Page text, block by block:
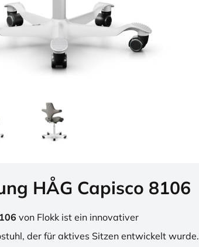
HÅG Capisco 8106
von Flokk ist ein innovativer
der für aktives Sitzen entwickelt wurde.